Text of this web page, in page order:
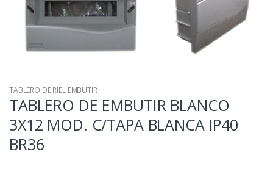
TABLERO DE RIEL EMBUTIR
TABLERO DE EMBUTIR BLANCO
3X12 MOD. C/TAPA BLANCA IP40
BR36